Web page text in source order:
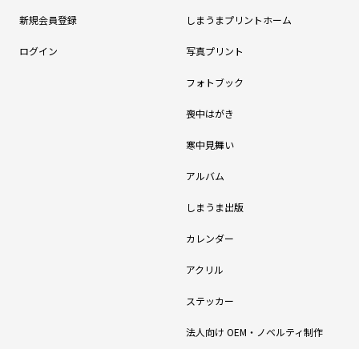
新規会員登録
ログイン
しまうまプリントホーム
写真プリント
フォトブック
喪中はがき
寒中見舞い
アルバム
しまうま出版
カレンダー
アクリル
ステッカー
法人向け OEM・ノベルティ制作